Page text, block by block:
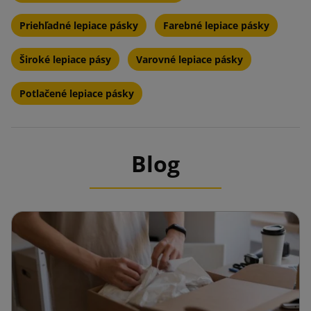
Priehľadné lepiace pásky Farebné lepiace pásky
Široké lepiace pásy Varovné lepiace pásky
Potlačené lepiace pásky
Blog